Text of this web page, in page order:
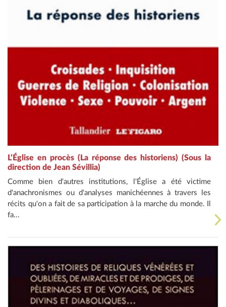
L’Église en procès (La réponse des historiens) (Sous la
direction de Jean Sévillia)
Comme bien d'autres institutions, l'Église a été victime
d'anachronismes ou d'analyses manichéennes à travers les
récits qu'on a fait de sa participation à la marche du monde. Il
fa...